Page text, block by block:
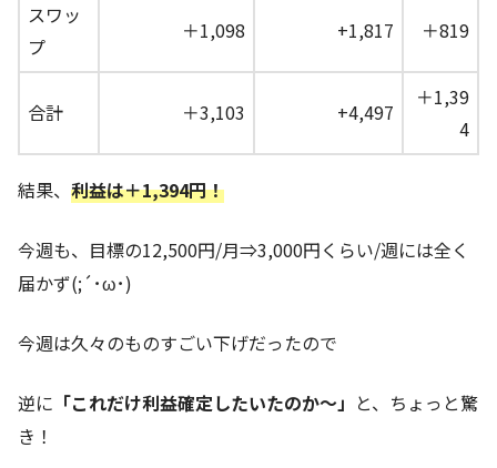
スワッ
プ
＋1,098 +1,817 ＋819
合計 ＋3,103 +4,497
＋1,39
4
結果、 利益は＋1,394円！
今週も、目標の12,500円/月⇒3,000円くらい/週には全く
届かず(;´･ω･)
今週は久々のものすごい下げだったので
逆に 「これだけ利益確定したいたのか～」 と、ちょっと驚
き！